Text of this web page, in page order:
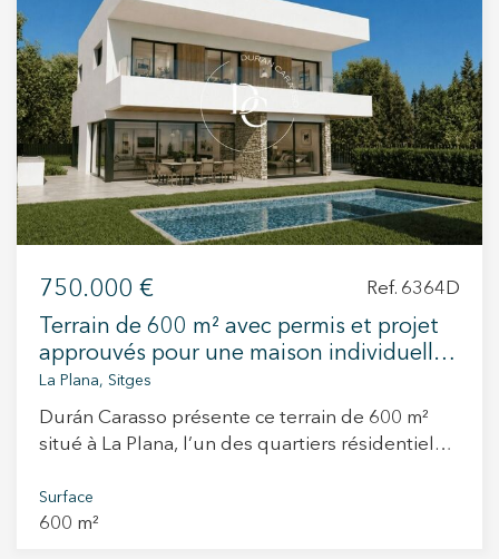
CONTACT
+34 935 178 067
750.000 € Ref. 6364D
Terrain de 600 m² avec permis et projet
approuvés pour une maison individuelle
à La Plana, Sitges
La Plana, Sitges
Durán Carasso présente ce terrain de 600 m²
situé à La Plana, l’un des quartiers résidentiels
Situé dans la deuxième phase du
développement, il bénéficie d’un emplacement
Surface
600 m²